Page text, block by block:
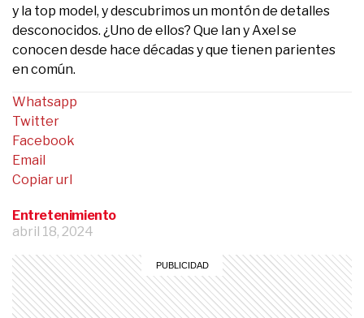
y la top model, y descubrimos un montón de detalles
desconocidos. ¿Uno de ellos? Que Ian y Axel se
conocen desde hace décadas y que tienen parientes
en común.
Entretenimiento
abril 18, 2024
Whatsapp
Twitter
Facebook
Email
Copiar url